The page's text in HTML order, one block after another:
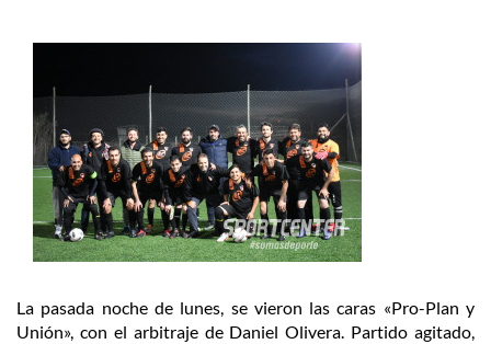
La pasada noche de lunes, se vieron las caras «Pro-Plan y
Unión», con el arbitraje de Daniel Olivera. Partido agitado,